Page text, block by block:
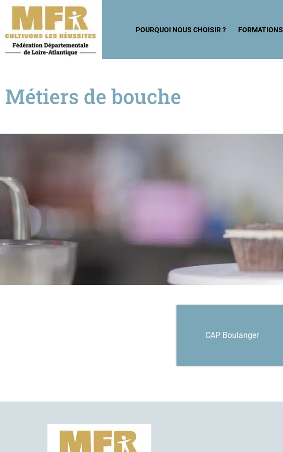
POURQUOI NOUS CHOISIR ? FORMATIONS
Métiers de bouche
CAP Boulanger